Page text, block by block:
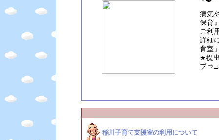
病気
保育
ご利
詳細
育室
★提
プ⇒□
稲川子育て支援室の利用について